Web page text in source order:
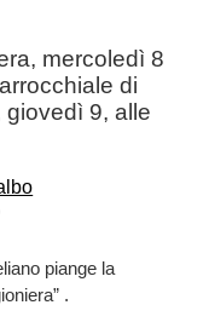
mercoledì 8
di
9, alle
piange la
.